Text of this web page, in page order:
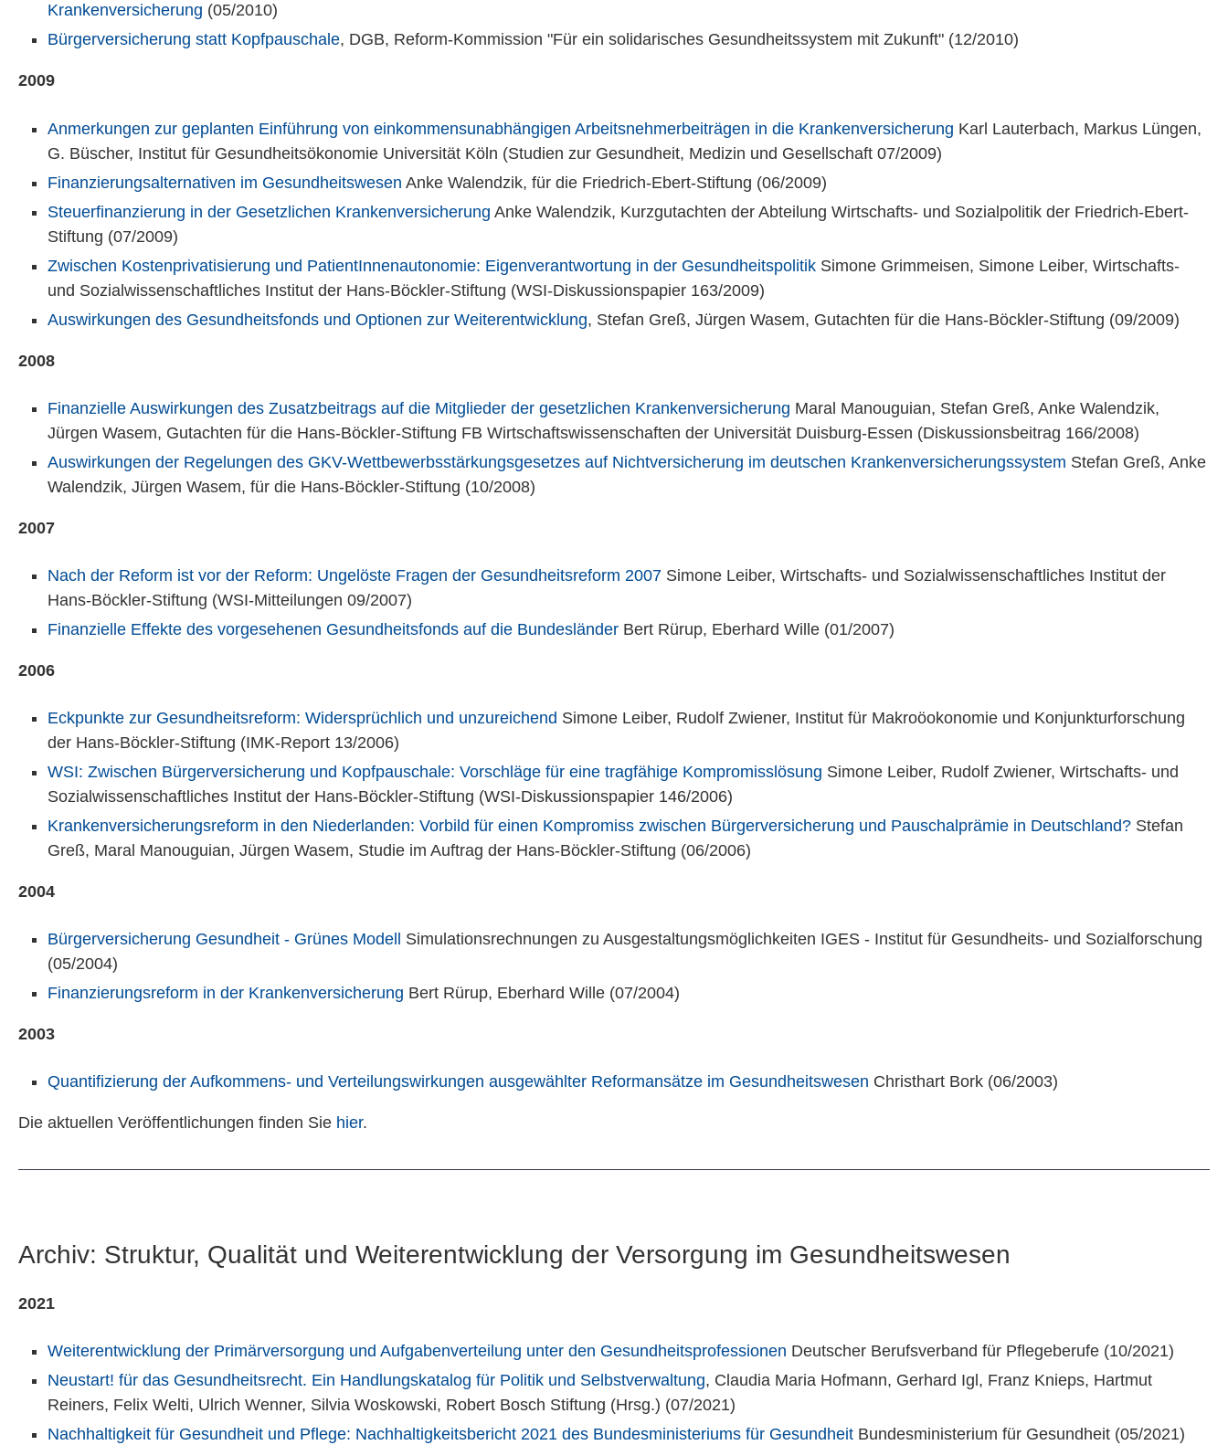
Krankenversicherung (05/2010)
Bürgerversicherung statt Kopfpauschale, DGB, Reform-Kommission "Für ein solidarisches Gesundheitssystem mit Zukunft" (12/2010)
2009
Anmerkungen zur geplanten Einführung von einkommensunabhängigen Arbeitsnehmerbeiträgen in die Krankenversicherung Karl Lauterbach, Markus Lüngen,
G. Büscher, Institut für Gesundheitsökonomie Universität Köln (Studien zur Gesundheit, Medizin und Gesellschaft 07/2009)
Finanzierungsalternativen im Gesundheitswesen Anke Walendzik, für die Friedrich-Ebert-Stiftung (06/2009)
Steuerfinanzierung in der Gesetzlichen Krankenversicherung Anke Walendzik, Kurzgutachten der Abteilung Wirtschafts- und Sozialpolitik der Friedrich-Ebert-
Stiftung (07/2009)
Zwischen Kostenprivatisierung und PatientInnenautonomie: Eigenverantwortung in der Gesundheitspolitik Simone Grimmeisen, Simone Leiber, Wirtschafts-
und Sozialwissenschaftliches Institut der Hans-Böckler-Stiftung (WSI-Diskussionspapier 163/2009)
Auswirkungen des Gesundheitsfonds und Optionen zur Weiterentwicklung, Stefan Greß, Jürgen Wasem, Gutachten für die Hans-Böckler-Stiftung (09/2009)
2008
Finanzielle Auswirkungen des Zusatzbeitrags auf die Mitglieder der gesetzlichen Krankenversicherung Maral Manouguian, Stefan Greß, Anke Walendzik,
Jürgen Wasem, Gutachten für die Hans-Böckler-Stiftung FB Wirtschaftswissenschaften der Universität Duisburg-Essen (Diskussionsbeitrag 166/2008)
Auswirkungen der Regelungen des GKV-Wettbewerbsstärkungsgesetzes auf Nichtversicherung im deutschen Krankenversicherungssystem Stefan Greß, Anke
Walendzik, Jürgen Wasem, für die Hans-Böckler-Stiftung (10/2008)
2007
Nach der Reform ist vor der Reform: Ungelöste Fragen der Gesundheitsreform 2007 Simone Leiber, Wirtschafts- und Sozialwissenschaftliches Institut der
Hans-Böckler-Stiftung (WSI-Mitteilungen 09/2007)
Finanzielle Effekte des vorgesehenen Gesundheitsfonds auf die Bundesländer Bert Rürup, Eberhard Wille (01/2007)
2006
Eckpunkte zur Gesundheitsreform: Widersprüchlich und unzureichend Simone Leiber, Rudolf Zwiener, Institut für Makroöokonomie und Konjunkturforschung
der Hans-Böckler-Stiftung (IMK-Report 13/2006)
WSI: Zwischen Bürgerversicherung und Kopfpauschale: Vorschläge für eine tragfähige Kompromisslösung Simone Leiber, Rudolf Zwiener, Wirtschafts- und
Sozialwissenschaftliches Institut der Hans-Böckler-Stiftung (WSI-Diskussionspapier 146/2006)
Krankenversicherungsreform in den Niederlanden: Vorbild für einen Kompromiss zwischen Bürgerversicherung und Pauschalprämie in Deutschland? Stefan
Greß, Maral Manouguian, Jürgen Wasem, Studie im Auftrag der Hans-Böckler-Stiftung (06/2006)
2004
Bürgerversicherung Gesundheit - Grünes Modell
Simulationsrechnungen zu Ausgestaltungsmöglichkeiten IGES - Institut für Gesundheits- und Sozialforschung
(05/2004)
Finanzierungsreform in der Krankenversicherung Bert Rürup, Eberhard Wille (07/2004)
2003
Quantifizierung der Aufkommens- und Verteilungswirkungen ausgewählter Reformansätze im Gesundheitswesen Christhart Bork (06/2003)
Die aktuellen Veröffentlichungen finden Sie hier.
Archiv: Struktur, Qualität und Weiterentwicklung der Versorgung im Gesundheitswesen
2021
Weiterentwicklung der Primärversorgung und Aufgabenverteilung unter den Gesundheitsprofessionen Deutscher Berufsverband für Pflegeberufe (10/2021)
Neustart! für das Gesundheitsrecht. Ein Handlungskatalog für Politik und Selbstverwaltung, Claudia Maria Hofmann, Gerhard Igl, Franz Knieps, Hartmut
Reiners, Felix Welti, Ulrich Wenner, Silvia Woskowski, Robert Bosch Stiftung (Hrsg.) (07/2021)
Nachhaltigkeit für Gesundheit und Pflege: Nachhaltigkeitsbericht 2021 des Bundesministeriums für Gesundheit Bundesministerium für Gesundheit (05/2021)